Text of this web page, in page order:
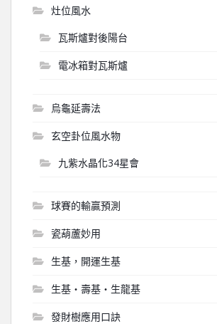
灶位風水
瓦斯爐對後陽台
電冰箱對瓦斯爐
烏龜延壽法
玄空卦位風水物
九紫水晶化34星會
球賽的輸贏預測
瓷葫蘆妙用
生基，開運生基
生基‧壽基‧生龍基
發財樹應用口訣